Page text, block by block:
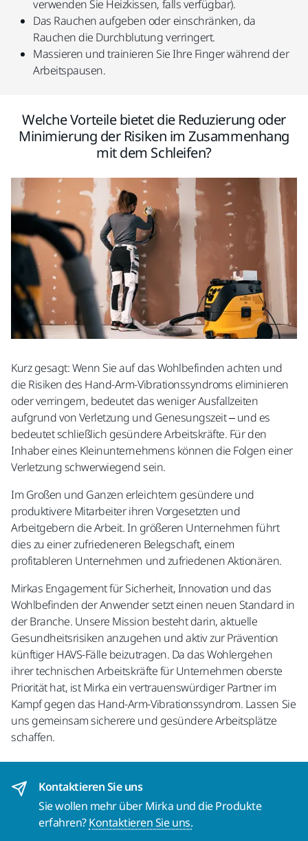
verwenden Sie Heizkissen, falls verfügbar).
Das Rauchen aufgeben oder einschränken, da
Rauchen die Durchblutung verringert.
Massieren und trainieren Sie Ihre Finger während der
Arbeitspausen.
Welche Vorteile bietet die Reduzierung oder
Minimierung der Risiken im Zusammenhang
mit dem Schleifen?
Kurz gesagt: Wenn Sie auf das Wohlbefinden achten und
die Risiken des Hand-Arm-Vibrationssyndroms eliminieren
oder verringern, bedeutet das weniger Ausfallzeiten
aufgrund von Verletzung und Genesungszeit – und es
bedeutet schließlich gesündere Arbeitskräfte. Für den
Inhaber eines Kleinunternehmens können die Folgen einer
Verletzung schwerwiegend sein.
Im Großen und Ganzen erleichtern gesündere und
produktivere Mitarbeiter ihren Vorgesetzten und
Arbeitgebern die Arbeit. In größeren Unternehmen führt
dies zu einer zufriedeneren Belegschaft, einem
profitableren Unternehmen und zufriedenen Aktionären.
Mirkas Engagement für Sicherheit, Innovation und das
Wohlbefinden der Anwender setzt einen neuen Standard in
der Branche. Unsere Mission besteht darin, aktuelle
Gesundheitsrisiken anzugehen und aktiv zur Prävention
künftiger HAVS-Fälle beizutragen. Da das Wohlergehen
ihrer technischen Arbeitskräfte für Unternehmen oberste
Priorität hat, ist Mirka ein vertrauenswürdiger Partner im
Kampf gegen das Hand-Arm-Vibrationssyndrom. Lassen Sie
uns gemeinsam sicherere und gesündere Arbeitsplätze
schaffen.
Kontaktieren Sie uns
Sie wollen mehr über Mirka und die Produkte
erfahren?Kontaktieren Sie uns.